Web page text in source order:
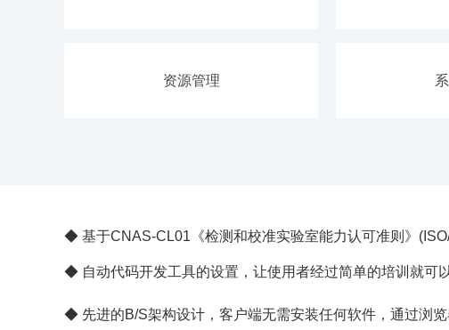
资源管理
◆ 基于CNAS-CL01《检测和校准实验室能力认可准则》
◆ 自动代码开发工具的设置，让使用者经过简单的培训就可
◆ 先进的B/S架构设计，客户端无需安装任何软件，通过浏